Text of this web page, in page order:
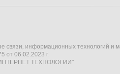
связи, информационных технологий и
от 06.02.2023 г.
"ИНТЕРНЕТ ТЕХНОЛОГИИ"